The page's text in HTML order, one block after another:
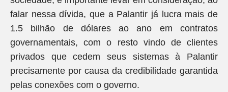
falar nessa dívida, que a Palantir já lucra mais de
1.5 bilhão de dólares ao ano em contratos
governamentais, com o resto vindo de clientes
privados que cedem seus sistemas à Palantir
precisamente por causa da credibilidade garantida
pelas conexões com o governo.